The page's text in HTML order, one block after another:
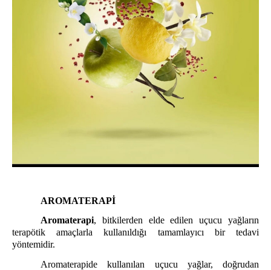
AROMATERAPİ
Aromaterapi, bitkilerden elde edilen uçucu yağların
terapötik amaçlarla kullanıldığı tamamlayıcı bir tedavi
yöntemidir.
Aromaterapide kullanılan uçucu yağlar, doğrudan